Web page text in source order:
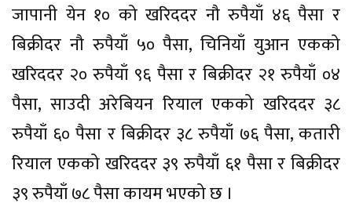
जापानी येन १० को खरिददर नौ रुपैयाँ ४६ पैसा र
बिक्रीदर नौ रुपैयाँ ५० पैसा, चिनियाँ युआन एकको
खरिददर २० रुपैयाँ ९६ पैसा र बिक्रीदर २१ रुपैयाँ ०४
पैसा, साउदी अरेबियन रियाल एकको खरिददर ३८
रुपैयाँ ६० पैसा र बिक्रीदर ३८ रुपैयाँ ७६ पैसा, कतारी
रियाल एकको खरिददर ३९ रुपैयाँ ६१ पैसा र बिक्रीदर
३९ रुपैयाँ ७८ पैसा कायम भएको छ ।